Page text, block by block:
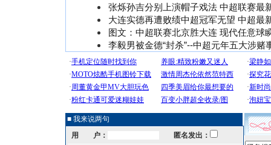
张烁孙吉分别上演帽子戏法 中超联赛最
大连实德再遭败绩中超冠军无望 中超最
图文：中超联赛北京胜大连 现代任意球
李毅男被金德“封杀”--中超元年五大涉赌
■ 我来说两句
用 户：
匿名发出：